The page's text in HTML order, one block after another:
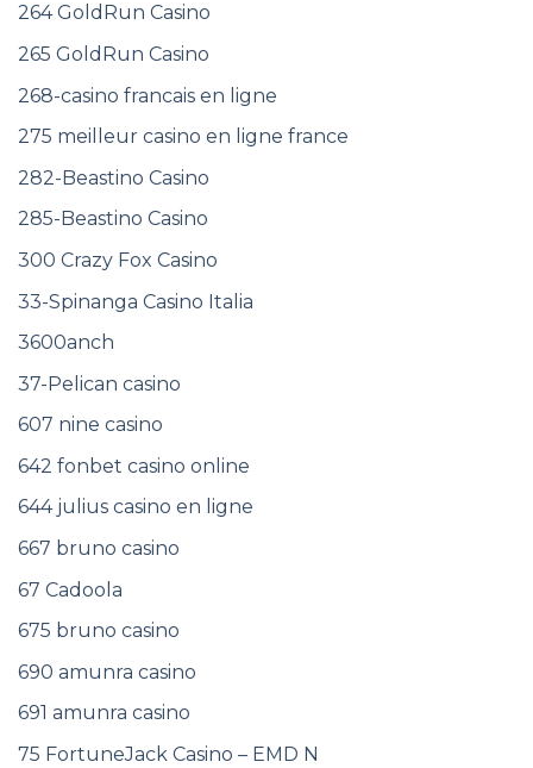
264 GoldRun Casino
265 GoldRun Casino
268-casino francais en ligne
275 meilleur casino en ligne france
282-Beastino Casino
285-Beastino Casino
300 Crazy Fox Casino
33-Spinanga Casino Italia
3600anch
37-Pelican casino
607 nine casino
642 fonbet casino online
644 julius casino en ligne
667 bruno casino
67 Cadoola
675 bruno casino
690 amunra casino
691 amunra casino
75 FortuneJack Casino – EMD N